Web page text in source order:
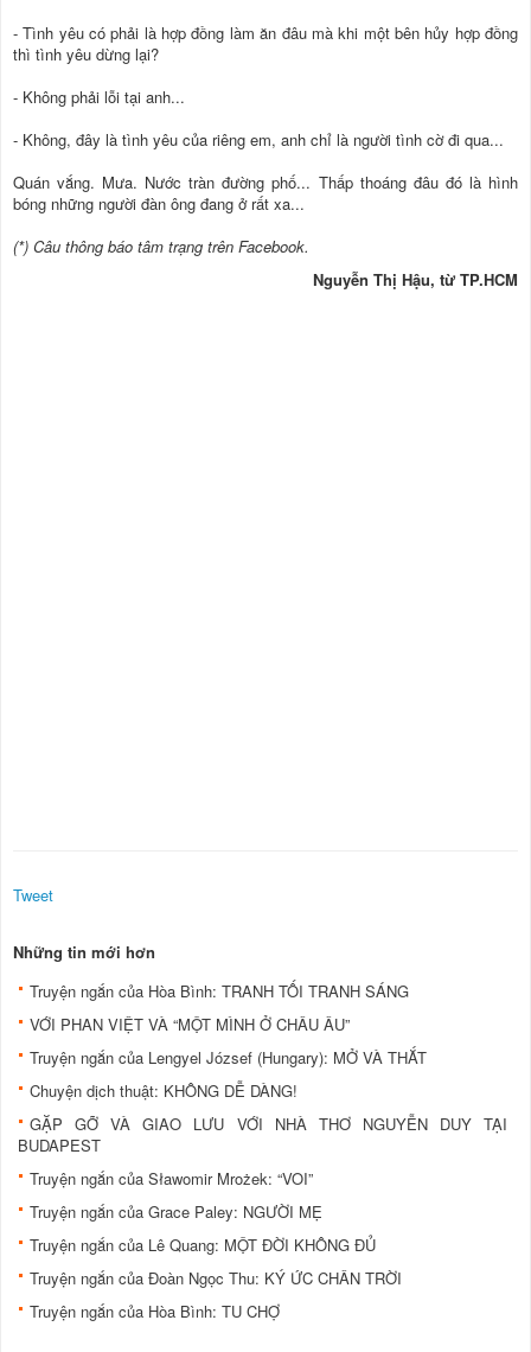
- Tình yêu có phải là hợp đồng làm ăn đâu mà khi một bên hủy hợp đồng
thì tình yêu dừng lại?
- Không phải lỗi tại anh...
- Không, đây là tình yêu của riêng em, anh chỉ là người tình cờ đi qua...
Quán vắng. Mưa. Nước tràn đường phố... Thấp thoáng đâu đó là hình
bóng những người đàn ông đang ở rất xa...
(*) Câu thông báo tâm trạng trên Facebook.
Nguyễn Thị Hậu, từ TP.HCM
Tweet
Những tin mới hơn
Truyện ngắn của Hòa Bình: TRANH TỐI TRANH SÁNG
VỚI PHAN VIỆT VÀ “MỘT MÌNH Ở CHÂU ÂU”
Truyện ngắn của Lengyel József (Hungary): MỞ VÀ THẮT
Chuyện dịch thuật: KHÔNG DỄ DÀNG!
GẶP GỠ VÀ GIAO LƯU VỚI NHÀ THƠ NGUYỄN DUY TẠI
BUDAPEST
Truyện ngắn của Sławomir Mrożek: “VOI”
Truyện ngắn của Grace Paley: NGƯỜI MẸ
Truyện ngắn của Lê Quang: MỘT ĐỜI KHÔNG ĐỦ
Truyện ngắn của Đoàn Ngọc Thu: KÝ ỨC CHÂN TRỜI
Truyện ngắn của Hòa Bình: TU CHỢ